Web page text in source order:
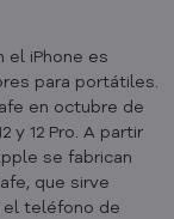
el iPhone es
para portátiles.
en octubre de
y 12 Pro. A partir
se fabrican
que sirve
el teléfono de